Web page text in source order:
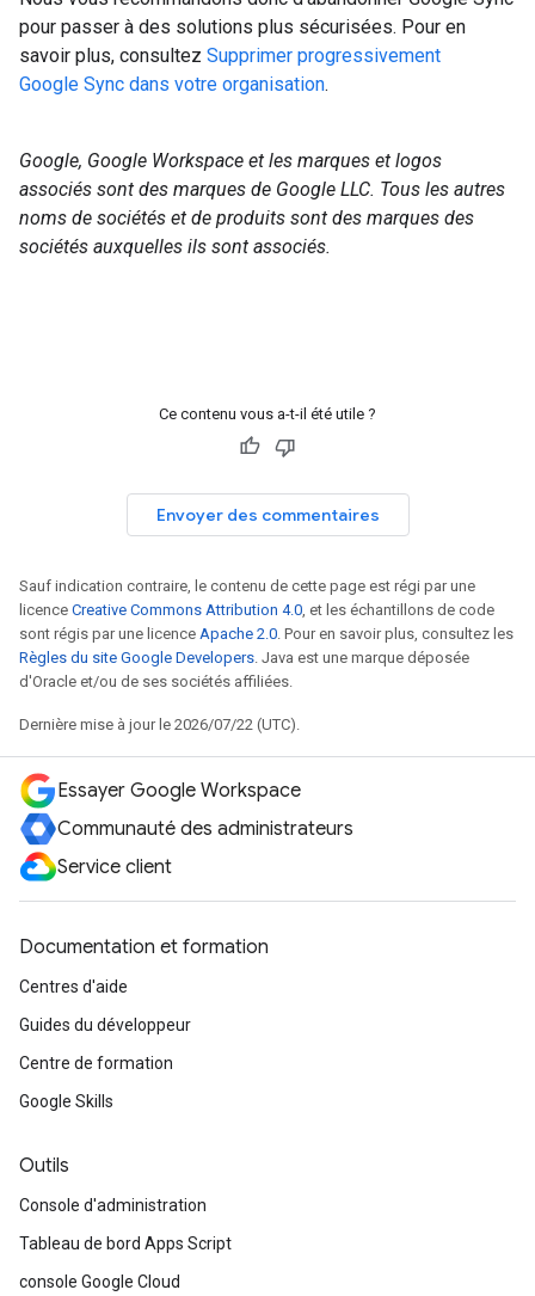
pour passer à des solutions plus sécurisées. Pour en
savoir plus, consultez Supprimer progressivement
Google Sync dans votre organisation.
Google, Google Workspace et les marques et logos
associés sont des marques de Google LLC. Tous les autres
noms de sociétés et de produits sont des marques des
sociétés auxquelles ils sont associés.
Ce contenu vous a-t-il été utile ?
Envoyer des commentaires
Sauf indication contraire, le contenu de cette page est régi par une
licence Creative Commons Attribution 4.0, et les échantillons de code
sont régis par une licence Apache 2.0. Pour en savoir plus, consultez les
Règles du site Google Developers. Java est une marque déposée
d'Oracle et/ou de ses sociétés affiliées.
Dernière mise à jour le 2026/07/22 (UTC).
Essayer Google Workspace
Communauté des administrateurs
Service client
Documentation et formation
Centres d'aide
Guides du développeur
Centre de formation
Google Skills
Outils
Console d'administration
Tableau de bord Apps Script
console Google Cloud